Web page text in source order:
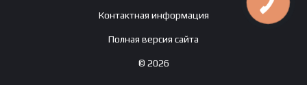
Контактная информация
Полная версия сайта
© 2026